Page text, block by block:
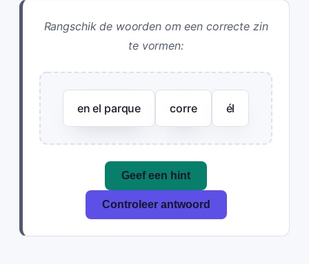
Rangschik de woorden om een correcte zin
te vormen:
en el parque corre él
Geef een hint
Controleer antwoord